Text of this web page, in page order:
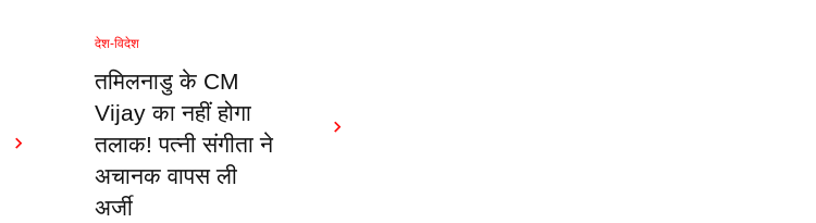
देश-विदेश
तमिलनाडु के CM
Vijay का नहीं होगा
तलाक! पत्नी संगीता ने
अचानक वापस ली
अर्जी